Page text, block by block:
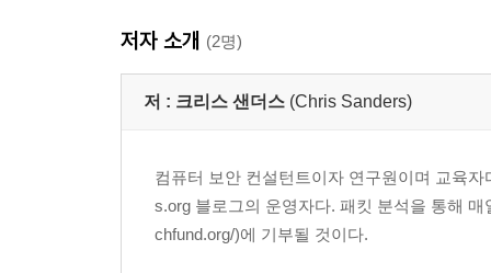
3장. 와이어샤크 소개
__와이어샤크의 역사
__와이어샤크의 장점
__구성 파일
__구성 프로파일
저자 소개 (2명)
저 : 크리스 샌더스 (Chris Sanders)
컴퓨터 보안 컨설턴트이자 연구원이며 교육
s.org 블로그의 운영자다. 패킷 분석을 통해
chfund.org/)에 기부될 것이다.